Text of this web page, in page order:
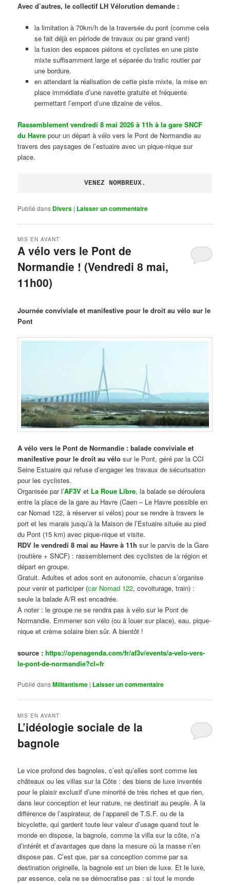
Avec d’autres, le collectif LH Vélorution demande :
la limitation à 70km/h de la traversée du pont (comme cela
se fait déjà en période de travaux ou par grand vent)
la fusion des espaces piétons et cyclistes en une piste
mixte suffisamment large et séparée du trafic routier par
une bordure.
en attendant la réalisation de cette piste mixte, la mise en
place immédiate d’une navette gratuite et fréquente
permettant l’emport d’une dizaine de vélos.
Rassemblement vendredi 8 mai 2026 à 11h à la gare SNCF
du Havre pour un départ à vélo vers le Pont de Normandie au
travers des paysages de l’estuaire avec un pique-nique sur
place.
VENEZ NOMBREUX.
Publié dans Divers | Laisser un commentaire
A vélo vers le Pont de
Normandie ! (Vendredi 8 mai,
11h00)
MIS EN AVANT
Journée conviviale et manifestive pour le droit au vélo sur le
Pont
A vélo vers le Pont de Normandie : balade conviviale et
manifestive pour le droit au vélo sur le Pont, géré par la CCI
Seine Estuaire qui refuse d’engager les travaux de sécurisation
pour les cyclistes.
Organisée par l’AF3V et La Roue Libre, la balade se déroulera
entre la place de la gare au Havre (Caen – Le Havre possible en
car Nomad 122, à réserver si vélos) pour se rendre à travers le
port et les marais jusqu’à la Maison de l’Estuaire située au pied
du Pont (15 km) avec pique-nique et visite.
RDV le vendredi 8 mai au Havre à 11h sur le parvis de la Gare
(routière + SNCF) : rassemblement des cyclistes de la région et
départ en groupe.
Gratuit. Adultes et ados sont en autonomie, chacun s’organise
pour venir et participer (car Nomad 122, covoiturage, train) :
seule la balade A/R est encadrée.
A noter : le groupe ne se rendra pas à vélo sur le Pont de
Normandie. Emmener son vélo (ou à louer sur place), eau, pique-
nique et crème solaire bien sûr. A bientôt !
source :https://openagenda.com/fr/af3v/events/a-velo-vers-
le-pont-de-normandie?cl=fr
Publié dansMilitantisme | Laisser un commentaire
L’idéologie sociale de la
bagnole
MIS EN AVANT
Le vice profond des bagnoles, c’est qu’elles sont comme les
châteaux ou les villas sur la Côte : des biens de luxe inventés
pour le plaisir exclusif d’une minorité de très riches et que rien,
dans leur conception et leur nature, ne destinait au peuple. À la
différence de l’aspirateur, de l’appareil de T.S.F. ou de la
bicyclette, qui gardent toute leur valeur d’usage quand tout le
monde en dispose, la bagnole, comme la villa sur la côte, n’a
d’intérêt et d’avantages que dans la mesure où la masse n’en
dispose pas. C’est que, par sa conception comme par sa
destination originelle, la bagnole est un bien de luxe. Et le luxe,
par essence, cela ne se démocratise pas : si tout le monde